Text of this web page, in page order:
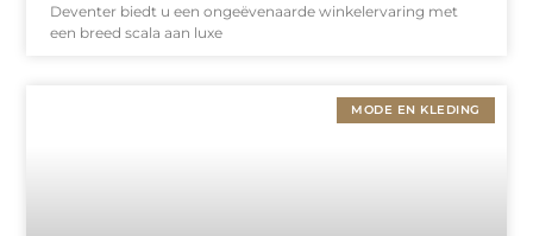
Deventer biedt u een ongeëvenaarde winkelervaring met
een breed scala aan luxe
MODE EN KLEDING